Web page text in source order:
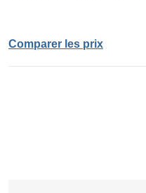
Comparer les prix